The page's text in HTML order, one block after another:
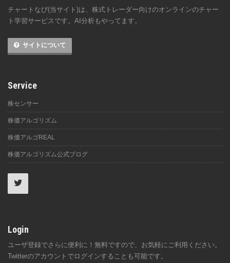
チャートなび(当サイト)は、株式トレーダー向けのオンラインのチャー
ト学習サービスです。AI分析もやってます。
サイトについて
Service
株センサー
株価アルゴリズム
株価アルゴREAL
株価アルゴリズム公式ブログ
Login
ユーザ登録でさらに便利に！無料ですので、お気軽にご利用ください。
Twitterのアカウントでログインすることも可能です。